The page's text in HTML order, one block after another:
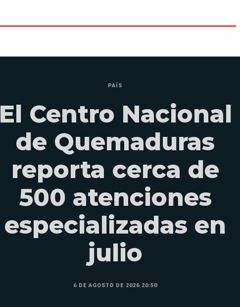
PAÍS
El Centro Nacional
de Quemaduras
reporta cerca de
500 atenciones
especializadas en
julio
6 DE AGOSTO DE 2026 20:50